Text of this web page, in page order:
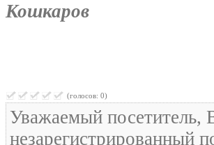
Кошкаров
(голосов: 0)
Уважаемый посетитель,
незарегистрированный